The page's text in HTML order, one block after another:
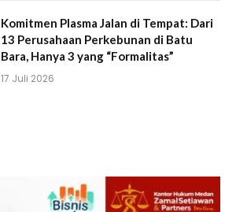
Komitmen Plasma Jalan di Tempat: Dari
13 Perusahaan Perkebunan di Batu
Bara, Hanya 3 yang “Formalitas”
17 Juli 2026